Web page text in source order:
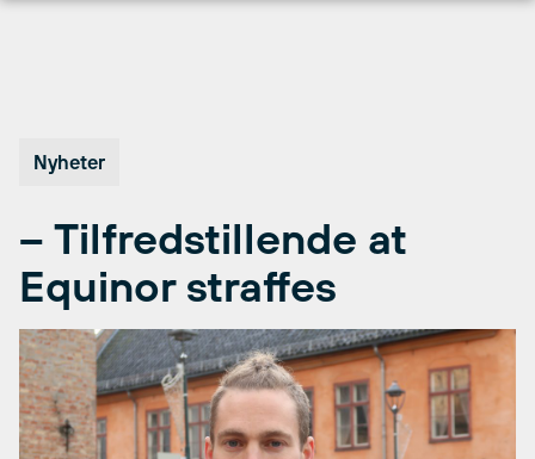
Nyheter
– Tilfredstillende at
Equinor straffes